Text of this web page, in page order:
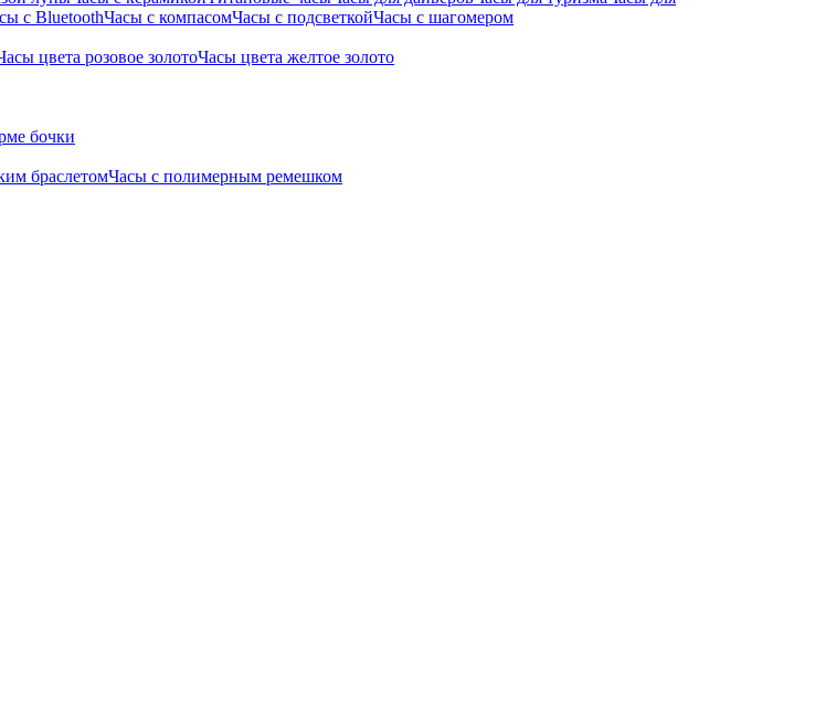
с BluetoothЧасы с компасомЧасы с подсветкойЧасы с шагомером
цвета розовое золотоЧасы цвета желтое золото
бочки
браслетомЧасы с полимерным ремешком